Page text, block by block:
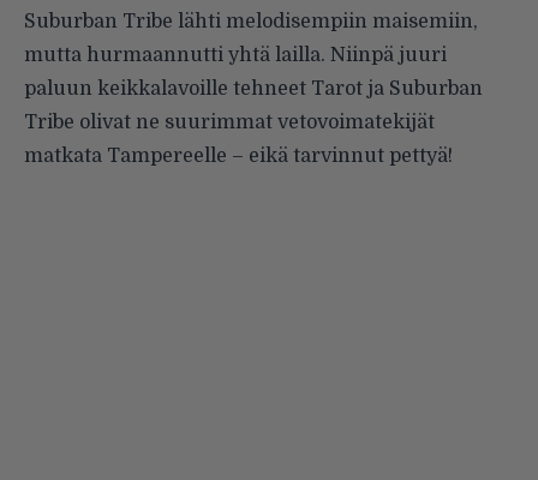
Suburban Tribe lähti melodisempiin maisemiin,
mutta hurmaannutti yhtä lailla. Niinpä juuri
paluun keikkalavoille tehneet Tarot ja Suburban
Tribe olivat ne suurimmat vetovoimatekijät
matkata Tampereelle – eikä tarvinnut pettyä!